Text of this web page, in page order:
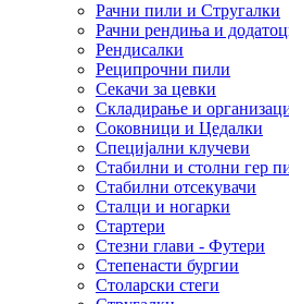
Рачни пили и Стругалки
Рачни рендиња и
Рендисалки
Реципрочни пили
Секачи за цевки
Складирање и
Соковници и Цедалки
Специјални клучеви
Стабилни и столни гер
Стабилни отсекувачи
Сталци и ногарки
Стартери
Стезни глави - Футери
Степенасти бургии
Столарски стеги